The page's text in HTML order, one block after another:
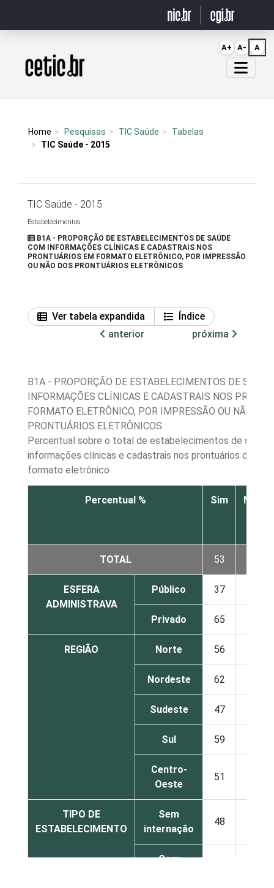
Página inicial
Home Pesquisas TIC Saúde
Tabelas
TIC Saúde - 2015
TIC Saúde - 2015
Estabelecimentos
B1A - PROPORÇÃO DE ESTABELECIMENTOS DE SAÚDE
COM INFORMAÇÕES CLÍNICAS E CADASTRAIS NOS
PRONTUÁRIOS EM FORMATO ELETRÔNICO, POR IMPRESSÃO
OU NÃO DOS PRONTUÁRIOS ELETRÔNICOS
Ver tabela expandida
Índice
anterior
próxima
B1A - PROPORÇÃO DE ESTABELECIMENTOS DE
INFORMAÇÕES CLÍNICAS E CADASTRAIS NOS
FORMATO ELETRÔNICO, POR IMPRESSÃO OU NÃO DOS
PRONTUÁRIOS ELETRÔNICOS
Percentual sobre o total de estabelecimentos de saúde
informações clínicas e cadastrais nos prontuários dos
formato eletrônico
Percentual % Sim Não
TOTAL 53
ESFERA
ADMINISTRAVA
Público 37
Privado 65
REGIÃO Norte 56
Nordeste 62
Sudeste 47
Sul 59
Centro-
Oeste
51
TIPO DE
ESTABELECIMENTO
Sem
internação
48
Com
A+ A- A